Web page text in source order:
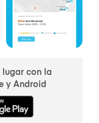
lugar con la
y Android